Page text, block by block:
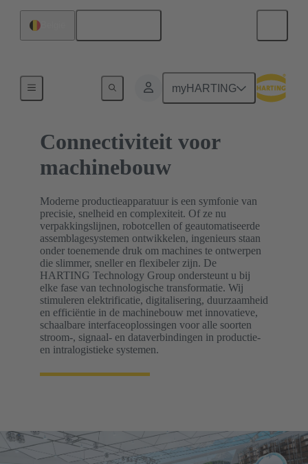
myHARTING
Connectiviteit voor
machinebouw
Moderne productieapparatuur is een symfonie van
precisie, snelheid en complexiteit. Of ze nu
verpakkingslijnen, robotcellen of geautomatiseerde
assemblagesystemen ontwikkelen, ingenieurs staan
onder toenemende druk om machines te ontwerpen
die slimmer, sneller en flexibeler zijn. De
HARTING Technology Group ondersteunt u bij
elke fase van technologische transformatie. Wij
stimuleren elektrificatie, digitalisering, duurzaamheid
en efficiëntie in de machinebouw met innovatieve,
schaalbare interfaceoplossingen voor alle soorten
stroom-, signaal- en dataverbindingen in productie-
en intralogistieke systemen.